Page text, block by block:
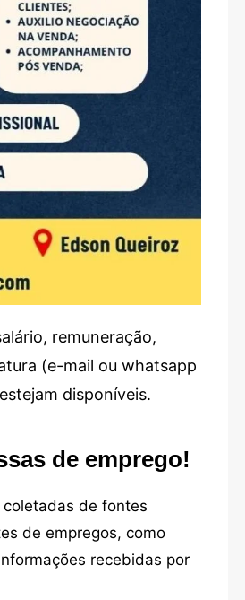
remuneração,
(e-mail ou whatsapp
disponíveis.
de emprego!
de fontes
de empregos, como
recebidas por